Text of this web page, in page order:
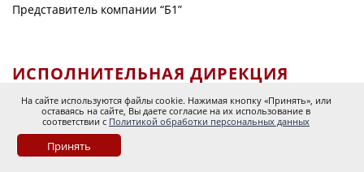
На сайте используются файлы cookie. Нажимая кнопку «Принять», или
оставаясь на сайте, Вы даете согласие на их использование в
соответствии с Политикой обработки персональных данных
Принять
Представитель компании “Б1”
ИСПОЛНИТЕЛЬНАЯ ДИРЕКЦИЯ
КОНКУРСА «ПЛАТИНОВАЯ УНЦИЯ»
ВЯЗНИКОВ ДЕНИС